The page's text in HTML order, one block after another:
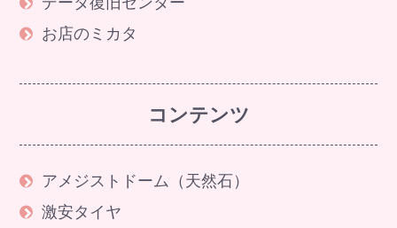
お店のミカタ
コンテンツ
アメジストドーム（天然石）
激安タイヤ